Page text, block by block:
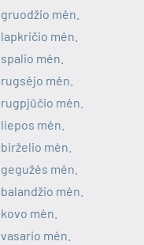
mėn.
mėn.
mėn.
mėn.
mėn.
mėn.
mėn.
mėn.
mėn.
mėn.
mėn.